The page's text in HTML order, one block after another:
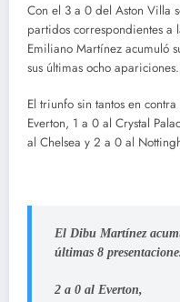
Con el 3 a 0 del Aston Villa
partidos correspondientes a
Emiliano Martínez acumuló
sus últimas ocho apariciones.
El triunfo sin tantos en
Everton, 1 a 0 al Crystal
al Chelsea y 2 a 0 al
El Dibu Martínez
últimas 8
2 a 0 al Everton,